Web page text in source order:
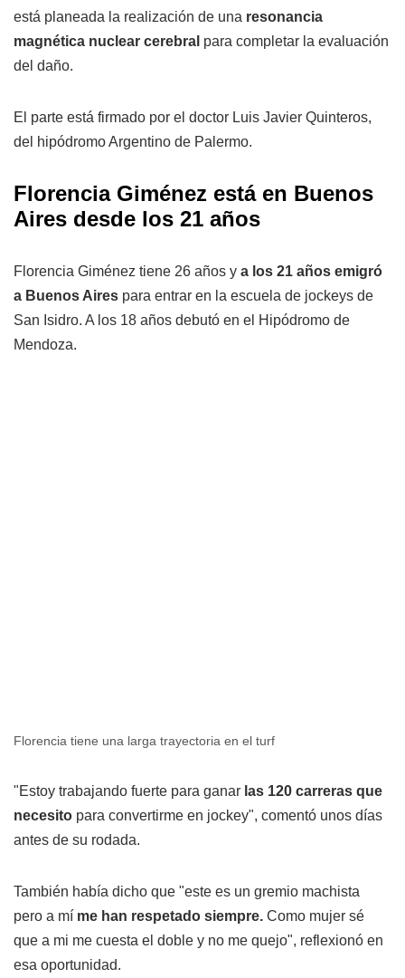
está planeada la realización de una resonancia
magnética nuclear cerebral para completar la evaluación
del daño.
El parte está firmado por el doctor Luis Javier Quinteros,
del hipódromo Argentino de Palermo.
Florencia Giménez está en Buenos
Aires desde los 21 años
Florencia Giménez tiene 26 años y a los 21 años emigró
a Buenos Aires para entrar en la escuela de jockeys de
San Isidro. A los 18 años debutó en el Hipódromo de
Mendoza.
Florencia tiene una larga trayectoria en el turf
"Estoy trabajando fuerte para ganar las 120 carreras que
necesito para convertirme en jockey", comentó unos días
antes de su rodada.
También había dicho que "este es un gremio machista
pero a mí me han respetado siempre. Como mujer sé
que a mi me cuesta el doble y no me quejo", reflexionó en
esa oportunidad.